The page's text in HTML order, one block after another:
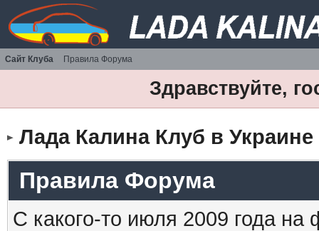
Сайт Клуба Правила Форума
Здравствуйте,
Лада Калина Клуб в Украине
Правила Форума
С какого-то июля 2009 года